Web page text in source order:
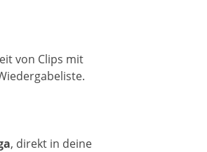
von Clips mit
, direkt in deine